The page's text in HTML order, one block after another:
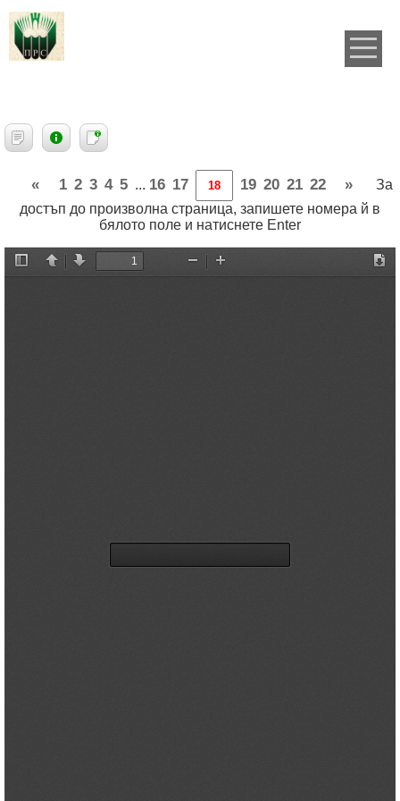
« 1 2 3 4 5 ... 16 17 19 20 21 22 »
За
достъп до произволна страница, запишете номера й в
бялото поле и натиснете Enter